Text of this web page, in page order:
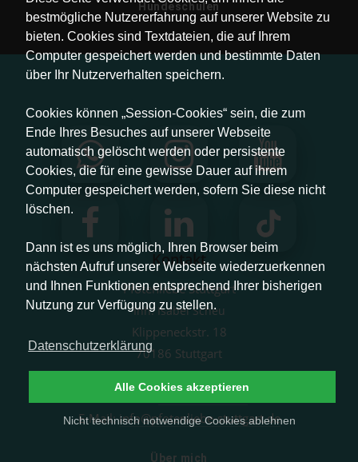
bestmögliche Nutzererfahrung auf unserer Website zu
bieten. Cookies sind Textdateien, die auf Ihrem
Computer gespeichert werden und bestimmte Daten
über Ihr Nutzerverhalten speichern.
Cookies können „Session-Cookies“ sein, die zum
Ende Ihres Besuches auf unserer Webseite
automatisch gelöscht werden oder persistente
Cookies, die für eine gewisse Dauer auf ihrem
Computer gespeichert werden, sofern Sie diese nicht
löschen.
Dann ist es uns möglich, Ihren Browser beim
nächsten Aufruf unserer Webseite wiederzuerkennen
und Ihnen Funktionen entsprechend Ihrer bisherigen
Nutzung zur Verfügung zu stellen.
Datenschutzerklärung
Nicht technisch notwendige Cookies ablehnen
Alle Cookies akzeptieren
Hundeschulen
Kontakt
Pfotenliebe Stuttgart
Inh. Isabel Scheu
Klippeneckstr. 18
70186 Stuttgart
Telefon:0157 78784284
E-Mail:info@pfotenliebe-stuttgart.de
Über mich